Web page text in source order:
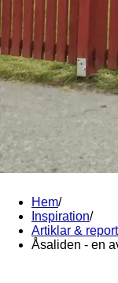
Hem/
Inspiration/
Artiklar &
Åsaliden - en